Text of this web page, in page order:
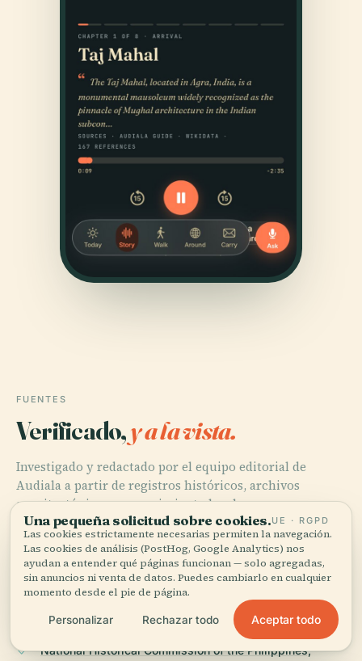
FUENTES
Verificado,y a la vista.
Investigado y redactado por el equipo editorial de
Audiala a partir de registros históricos, archivos
arquitectónicos y conocimiento local.
Última revisión: April 2026
History of Manila, 2024, Wikipedia
National Historical Commission of the Philippines,
Una pequeña solicitud sobre cookies.UE · RGPD
Las cookies estrictamente necesarias permiten la navegación.
Las cookies de análisis (PostHog, Google Analytics) nos
ayudan a entender qué páginas funcionan — solo agregadas,
sin anuncios ni venta de datos. Puedes cambiarlo en cualquier
momento desde el pie de página.
Personalizar Rechazar todo Aceptar todo